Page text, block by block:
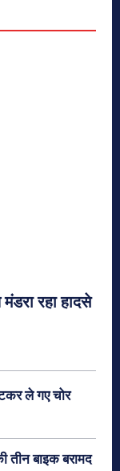
रहा हादसे
ले गए चोर
तीन बाइक बरामद